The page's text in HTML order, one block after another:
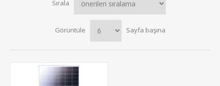
Sırala
Görüntüle Sayfa başına